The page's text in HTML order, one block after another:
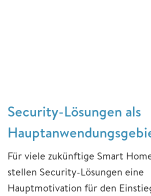
Security-Lösungen als
Für viele zukünftige Smart
stellen Security-Lösungen eine
Hauptmotivation für den